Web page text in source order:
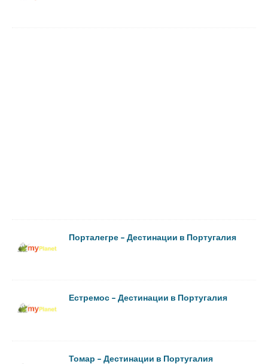
Порталегре – Дестинации в Португалия
Естремос – Дестинации в Португалия
Томар – Дестинации в Португалия